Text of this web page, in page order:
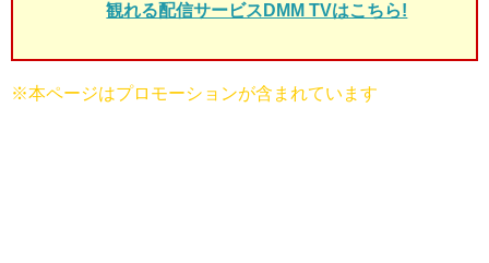
観れる配信サービスDMM TVはこちら!
※本ページはプロモーションが含まれています